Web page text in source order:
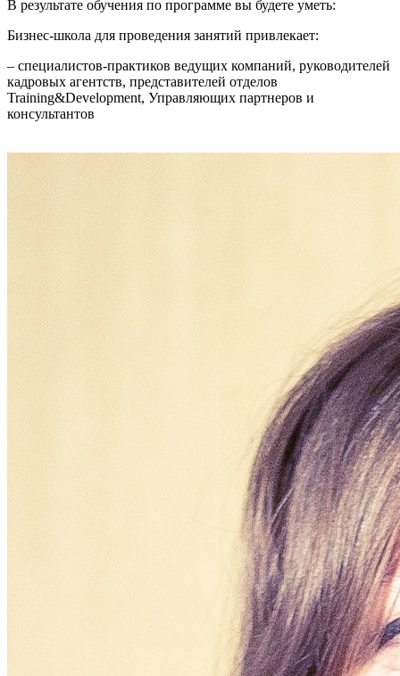
В результате обучения по программе вы будете уметь:
Бизнес-школа для проведения занятий привлекает:
– специалистов-практиков ведущих компаний, руководителей
кадровых агентств, представителей отделов
Training&Development, Управляющих партнеров и
консультантов